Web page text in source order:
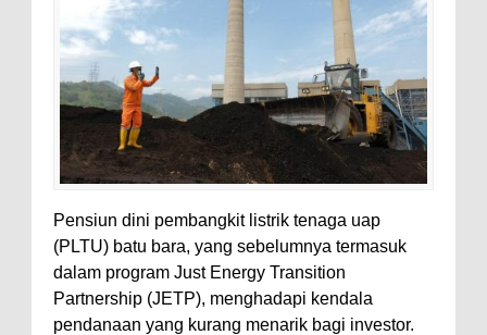
Pensiun dini pembangkit listrik tenaga uap
(PLTU) batu bara, yang sebelumnya termasuk
dalam program Just Energy Transition
Partnership (JETP), menghadapi kendala
pendanaan yang kurang menarik bagi investor.